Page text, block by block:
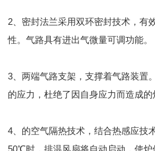
2、密封法兰采用双环密封技术，有
性。气路具有进出气微量可调功能。
3、两端气路支架，支撑着气路装置
的应力，杜绝了因自身应力而造成的
4、的空气隔热技术，结合热感应技
50℃时，排温风扇将自动启动，使炉